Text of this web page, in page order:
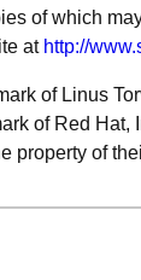
of which
at http://
of Linus
of Red Hat,
property of